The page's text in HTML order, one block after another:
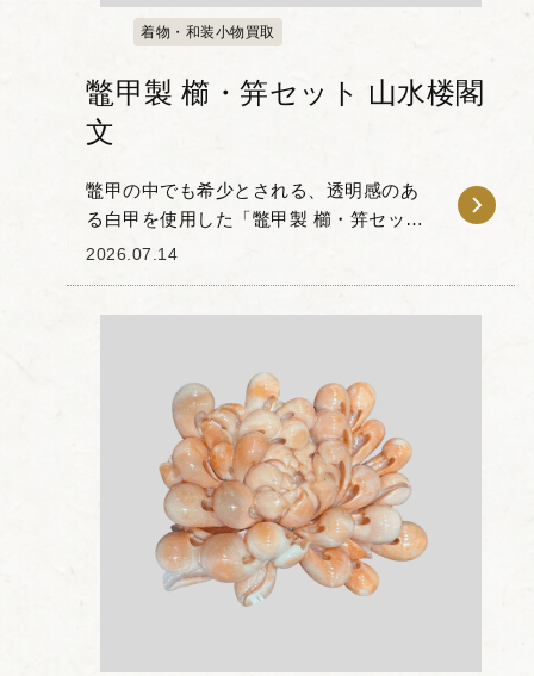
着物・和装小物買取
鼈甲製 櫛・笄セット 山水楼閣
文
鼈甲の中でも希少とされる、透明感のあ
る白甲を使用した「鼈甲製 櫛・笄セット
山水楼閣文」です。 本品の櫛と笄には、
2026.07.14